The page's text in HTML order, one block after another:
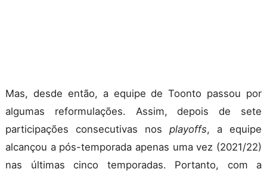
Mas, desde então, a equipe de Toonto passou por
algumas reformulações. Assim, depois de sete
participações consecutivas nos playoffs, a equipe
alcançou a pós-temporada apenas uma vez (2021/22)
nas últimas cinco temporadas. Portanto, com a